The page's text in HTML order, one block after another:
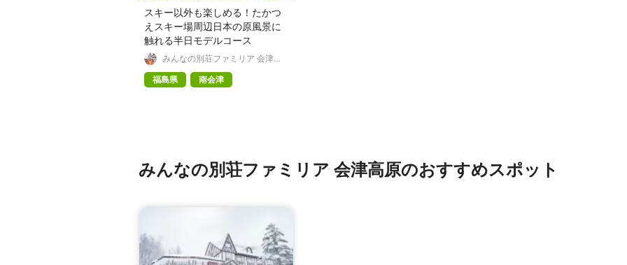
スキー以外も楽しめる！たかつ
えスキー場周辺日本の原風景に
触れる半日モデルコース
みんなの別荘ファミリア 会津高
福島県
南会津
みんなの別荘ファミリア 会津高原のおすすめスポット